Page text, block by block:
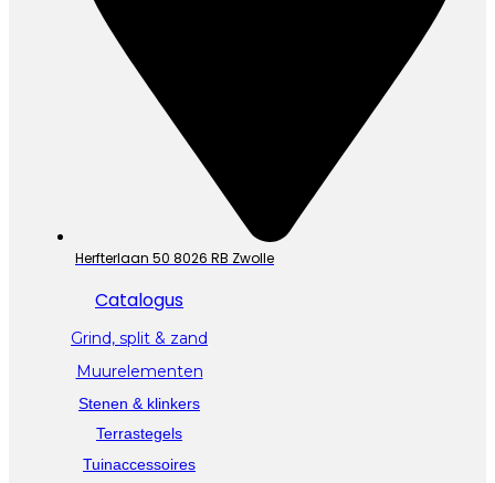
Herfterlaan 50 8026 RB Zwolle
Catalogus
Grind, split & zand
Muurelementen
Stenen & klinkers
Terrastegels
Tuinaccessoires